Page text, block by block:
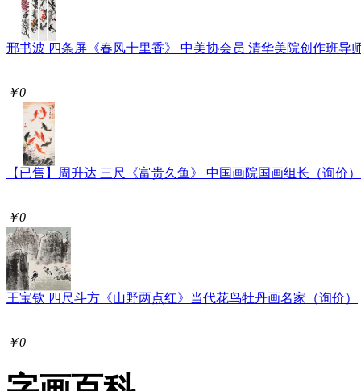
邢书波 四条屏《春风十里香》 中美协会员 清华美院创作班导
￥0
【已售】周升达 三尺《富贵久鱼》 中国画院国画组长（询价）
￥0
王宝钦 四尺斗方《山野两点红》当代花鸟牡丹画名家（询价）
￥0